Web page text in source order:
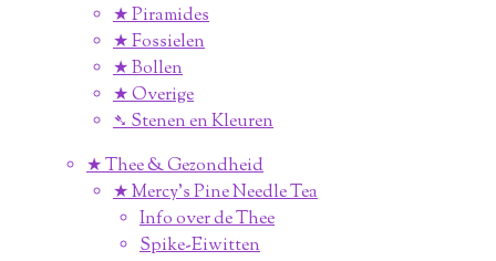
★ Piramides
★ Fossielen
★ Bollen
★ Overige
➴ Stenen en Kleuren
★ Thee & Gezondheid
★ Mercy's Pine Needle Tea
Info over de Thee
Spike-Eiwitten